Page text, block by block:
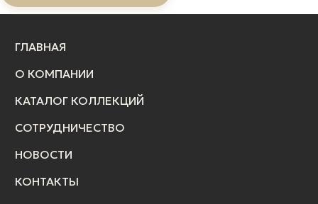
ГЛАВНАЯ
О КОМПАНИИ
КАТАЛОГ КОЛЛЕКЦИЙ
СОТРУДНИЧЕСТВО
НОВОСТИ
КОНТАКТЫ